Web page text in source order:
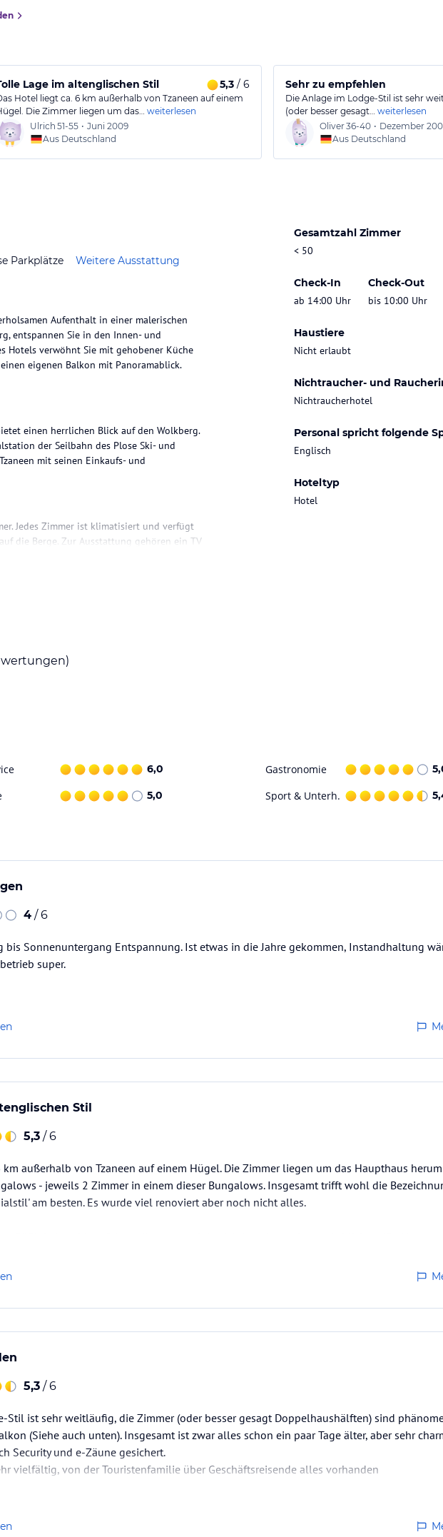
Lage im altenglischen Stil 5,3/ 6
Hotel liegt ca. 6 km außerhalb von Tzaneen auf einem
Die Zimmer liegen um das… weiterlesen
Ulrich 51-55 • Juni 2009
Aus Deutschland
Sehr zu empfehlen
Die Anlage im Lodge-Stil ist sehr
(oder besser gesagt… weiterlesen
Oliver36-40 • Dezember
Aus Deutschland
Parkplätze Weitere Ausstattung
Gesamtzahl Zimmer
< 50
Check-In
ab 14:00 Uhr
Check-Out
bis 10:00 Uhr
Haustiere
Nicht erlaubt
Nichtraucher- und
Nichtraucherhotel
Personal spricht folgende
Englisch
Hoteltyp
Hotel
Aufenthalt in einer malerischen
entspannen Sie in den Innen- und
Hotels verwöhnt Sie mit gehobener Küche
eigenen Balkon mit Panoramablick.
einen herrlichen Blick auf den Wolkberg.
der Seilbahn des Plose Ski- und
mit seinen Einkaufs- und
Jedes Zimmer ist klimatisiert und verfügt
die Berge. Zur Ausstattung gehören ein TV
erfrischen und entspannen. Das Hotel bietet
Im Spa Agatha können Sie sich mit
verwöhnen lassen.
Gewähr. Bitte lies vor der Buchung die
6,0 Gastronomie
5,0 Sport & Unterh.
4 / 6
bis Sonnenuntergang Entspannung. Ist etwas in die Jahre gekommen, Instandhaltung
super.
Stil
5,3 / 6
km außerhalb von Tzaneen auf einem Hügel. Die Zimmer liegen um das Haupthaus
- jeweils 2 Zimmer in einem dieser Bungalows. Insgesamt trifft wohl die
am besten. Es wurde viel renoviert aber noch nicht alles.
5,3 / 6
Stil ist sehr weitläufig, die Zimmer (oder besser gesagt Doppelhaushälften) sind
(Siehe auch unten). Insgesamt ist zwar alles schon ein paar Tage älter, aber sehr
Security und e-Zäune gesichert.
vielfältig, von der Touristenfamilie über Geschäftsreisende alles vorhanden
ist das handmade "Honey & Macadamia Nougat". Es gibt täglich einige Stücke aufs Zimmer,
man…